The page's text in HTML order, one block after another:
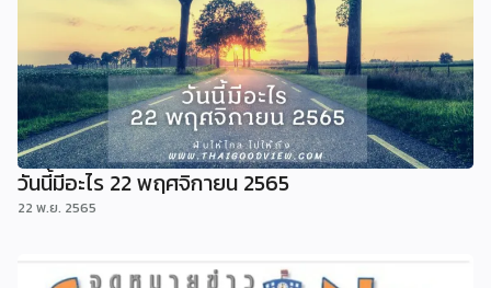
วันนี้มีอะไร 22 พฤศจิกายน 2565
22 พ.ย. 2565